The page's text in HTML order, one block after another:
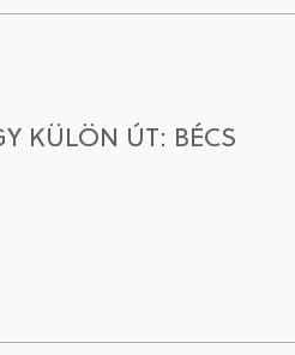
KÜLÖN ÚT: BÉCS